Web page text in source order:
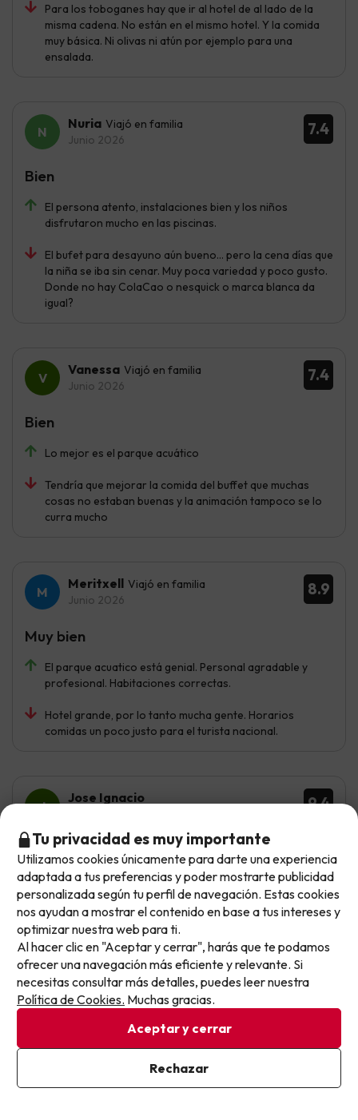
Para los toboganes hay que ir al hotel de al lado de la
misma cadena. No están en el mismo hotel. Y la comida
muy básica. Ni olivas ni atún por ejemplo para una
ensalada.
7.4
Nuria Viajó en familia
Junio 2026
El persona atento, instalaciones bien y los niños
disfrutaron mucho en las piscinas.
El bufet para desayuno aún bueno… pero la cena días que
la niña se iba sin cenar. Muy poca variedad y poco gusto.
Donde no hay ColaCao o nesquick o marca blanca da
igual?
Bien
7.4
Vanessa Viajó en familia
Junio 2026
Lo mejor es el parque acuático
Tendría que mejorar la comida del buffet que muchas
cosas no estaban buenas y la animación tampoco se lo
curra mucho
Bien
8.9
Meritxell Viajó en familia
Junio 2026
El parque acuatico está genial. Personal agradable y
profesional. Habitaciones correctas.
Hotel grande, por lo tanto mucha gente. Horarios
comidas un poco justo para el turista nacional.
Muy bien
9.4
Jose Ignacio
Nos ha parecido un buen hotel calidad/precio. Cerca de
la playa y cerca de la piscina de toboganes. Parking
gratuito con disponibilidad durante toda nuestra
estancia. Personal profesional y amable.
No tenemos ninguna queja importante que comentar.
Excelente
Viajó en familia
No llegas tarde: llegas al siguiente.
Este chollo ya ha caducado, pero cada día lanzamos
nuevas oportunidades para viajar mejor y pagar
menos.
Apúntate y que el próximo no se te escape.
Pon tu mejor e-mail
Ya estoy suscrito
Al suscribirte, confirmas haber leído y estar de acuerdo con la
Tu privacidad es muy importante
Utilizamos cookies únicamente para darte una experiencia
adaptada a tus preferencias y poder mostrarte publicidad
personalizada según tu perfil de navegación. Estas cookies
nos ayudan a mostrar el contenido en base a tus intereses y
optimizar nuestra web para ti.
Al hacer clic en "Aceptar y cerrar", harás que te podamos
ofrecer una navegación más eficiente y relevante. Si
necesitas consultar más detalles, puedes leer nuestra
Política de Cookies. Muchas gracias.
Aceptar y cerrar
Rechazar